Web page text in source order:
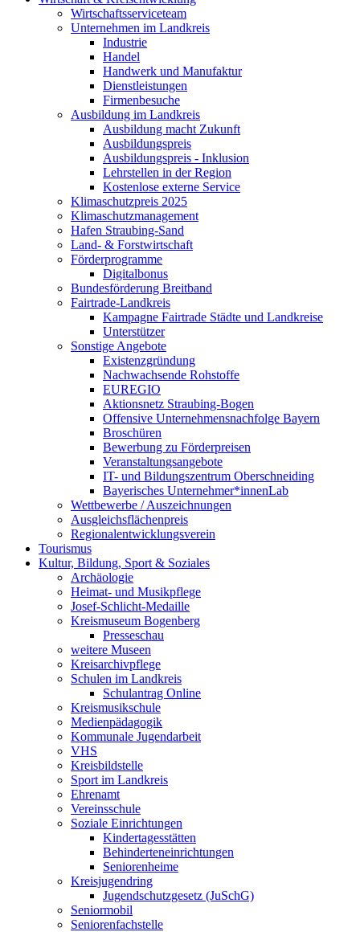
Wirtschaftsserviceteam
Unternehmen im Landkreis
Industrie
Handel
Handwerk und Manufaktur
Dienstleistungen
Firmenbesuche
Ausbildung im Landkreis
Ausbildung macht Zukunft
Ausbildungspreis
Ausbildungspreis - Inklusion
Lehrstellen in der Region
Kostenlose externe Service
Klimaschutzpreis 2025
Klimaschutzmanagement
Hafen Straubing-Sand
Land- & Forstwirtschaft
Förderprogramme
Digitalbonus
Bundesförderung Breitband
Fairtrade-Landkreis
Kampagne Fairtrade Städte und Landkreise
Unterstützer
Sonstige Angebote
Existenzgründung
Nachwachsende Rohstoffe
EUREGIO
Aktionsnetz Straubing-Bogen
Offensive Unternehmensnachfolge Bayern
Broschüren
Bewerbung zu Förderpreisen
Veranstaltungsangebote
IT- und Bildungszentrum Oberschneiding
Bayerisches Unternehmer*innenLab
Wettbewerbe / Auszeichnungen
Ausgleichsflächenpreis
Regionalentwicklungsverein
Tourismus
Kultur, Bildung, Sport & Soziales
Archäologie
Heimat- und Musikpflege
Josef-Schlicht-Medaille
Kreismuseum Bogenberg
Presseschau
weitere Museen
Kreisarchivpflege
Schulen im Landkreis
Schulantrag Online
Kreismusikschule
Medienpädagogik
Kommunale Jugendarbeit
VHS
Kreisbildstelle
Sport im Landkreis
Ehrenamt
Vereinsschule
Soziale Einrichtungen
Kindertagesstätten
Behinderteneinrichtungen
Seniorenheime
Kreisjugendring
Jugendschutzgesetz (JuSchG)
Seniormobil
Seniorenfachstelle